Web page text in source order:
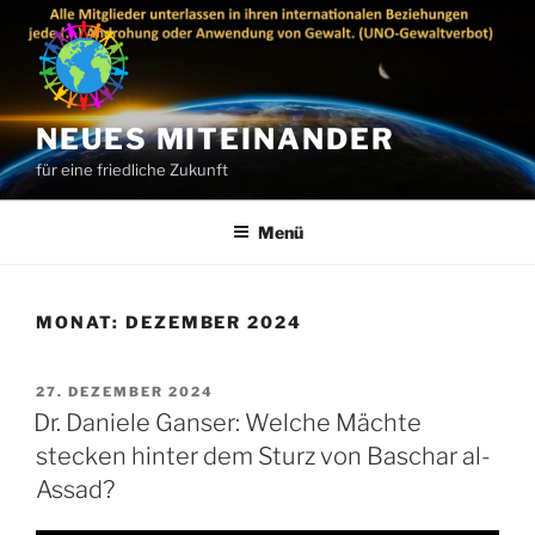
Inhalt
springen
NEUES MITEINANDER
für eine friedliche Zukunft
Menü
MONAT: DEZEMBER 2024
VERÖFFENTLICHT
AM
27. DEZEMBER 2024
Dr. Daniele Ganser: Welche Mächte
stecken hinter dem Sturz von Baschar al-
Assad?